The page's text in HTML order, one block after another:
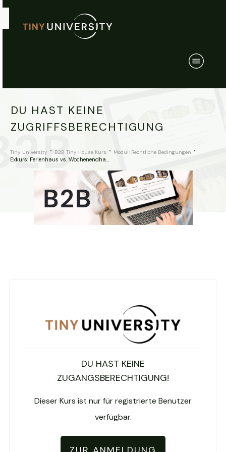
DU HAST KEINE
ZUGRIFFSBERECHTIGUNG
Tiny University B2B Tiny House Kurs Modul: Rechtliche Bedingungen
Exkurs: Ferienhaus vs. Wochenendhaus
DU HAST KEINE
ZUGANGSBERECHTIGUNG!
Dieser Kurs ist nur für registrierte Benutzer
verfügbar.